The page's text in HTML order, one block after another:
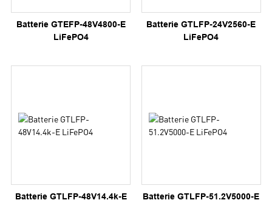
Batterie GTEFP-48V4800-E
LiFePO4
Batterie GTLFP-24V2560-E
LiFePO4
Batterie GTLFP-48V14.4k-E
Batterie GTLFP-51.2V5000-E